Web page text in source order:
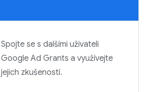
Spojte se s dalšími uživateli
Google Ad Grants a využívejte
jejich zkušeností.